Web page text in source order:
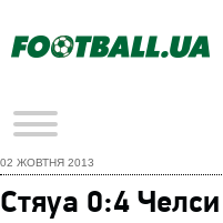
02 ЖОВТНЯ 2013
Стяуа 0:4 Челси